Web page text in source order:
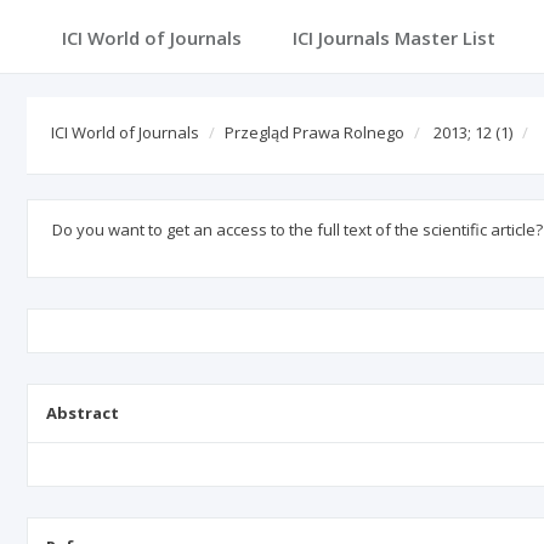
ICI World of Journals ICI Journals Master List
ICI World of Journals Przegląd Prawa Rolnego 2013; 12 (1)
Do you want to get an access to the full text of the scientific
Abstract